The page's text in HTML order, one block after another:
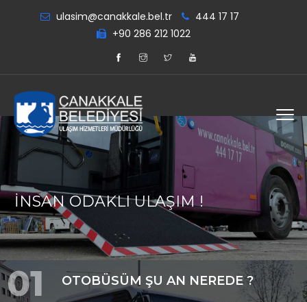
ulasim@canakkale.bel.tr
444 17 17
+90 286 212 1022
İNSAN ODAKLI ULAŞIM !
01 OTOBÜSÜM ŞU AN NEREDE ?